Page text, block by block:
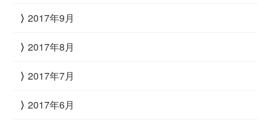
2017年9月
2017年8月
2017年7月
2017年6月